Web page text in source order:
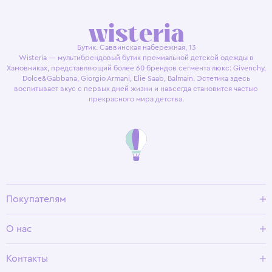
Бутик. Саввинская набережная, 13
Wisteria — мультибрендовый бутик премиальной детской одежды в
Хамовниках, представляющий более 60 брендов сегмента люкс: Givenchy,
Dolce&Gabbana, Giorgio Armani, Elie Saab, Balmain. Эстетика здесь
воспитывает вкус с первых дней жизни и навсегда становится частью
прекрасного мира детства.
Покупателям
Условия возврата
О нас
Программа лояльности
Контакты